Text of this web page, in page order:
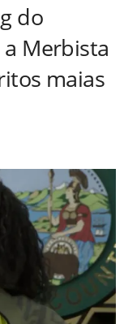
do
Merbista
maias